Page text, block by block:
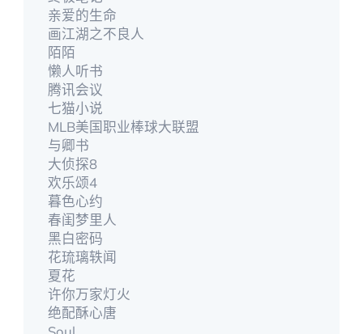
亲爱的生命
画江湖之不良人
陌陌
懒人听书
腾讯会议
七猫小说
MLB美国职业棒球大联盟
与卿书
大侦探8
欢乐颂4
暮色心约
春闺梦里人
黑白密码
花琉璃轶闻
夏花
许你万家灯火
绝配酥心唐